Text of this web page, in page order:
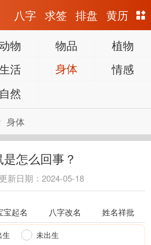
八字 求签 排盘 黄历
物 物品
植物
活 身体
情感
自然
身体
怎么回事？
新日期：2024-05-18
宝起名 八字改名 姓名祥批
生
未出生